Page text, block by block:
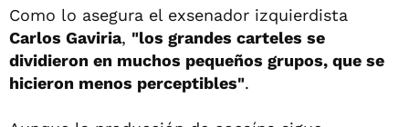
Como lo asegura el exsenador izquierdista
Carlos Gaviria, "los grandes carteles se
dividieron en muchos pequeños grupos, que se
hicieron menos perceptibles".